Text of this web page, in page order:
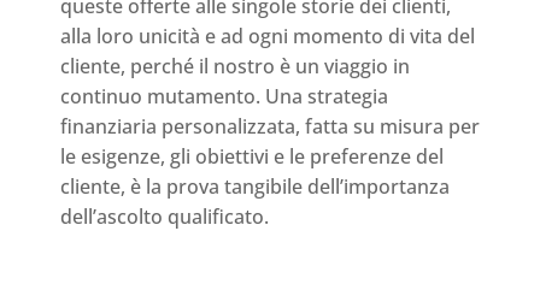
queste offerte alle singole storie dei clienti,
alla loro unicità e ad ogni momento di vita del
cliente, perché il nostro è un viaggio in
continuo mutamento. Una strategia
finanziaria personalizzata, fatta su misura per
le esigenze, gli obiettivi e le preferenze del
cliente, è la prova tangibile dell’importanza
dell’ascolto qualificato.